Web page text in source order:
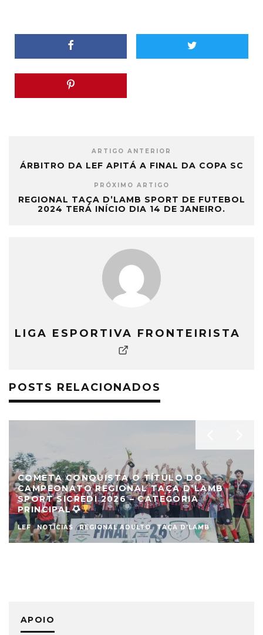
ARTIGO ANTERIOR
ÁRBITRO DA LEF APITÁ A FINAL DA COPA SC
PRÓXIMO ARTIGO
REGIONAL TAÇA D’LAMB SPORT DE FUTEBOL
2024 TERÁ INÍCIO DIA 14 DE JANEIRO.
LIGA ESPORTIVA FRONTEIRISTA
POSTS RELACIONADOS
COMETA CONQUISTA O TÍTULO DO
CAMPEONATO REGIONAL TAÇA D’LAMB
SPORT SICREDI 2026 – CATEGORIA
PRINCIPAL
LEF NOTÍCIAS REGIONAL ADULTO TAÇA D'LAMB
APOIO